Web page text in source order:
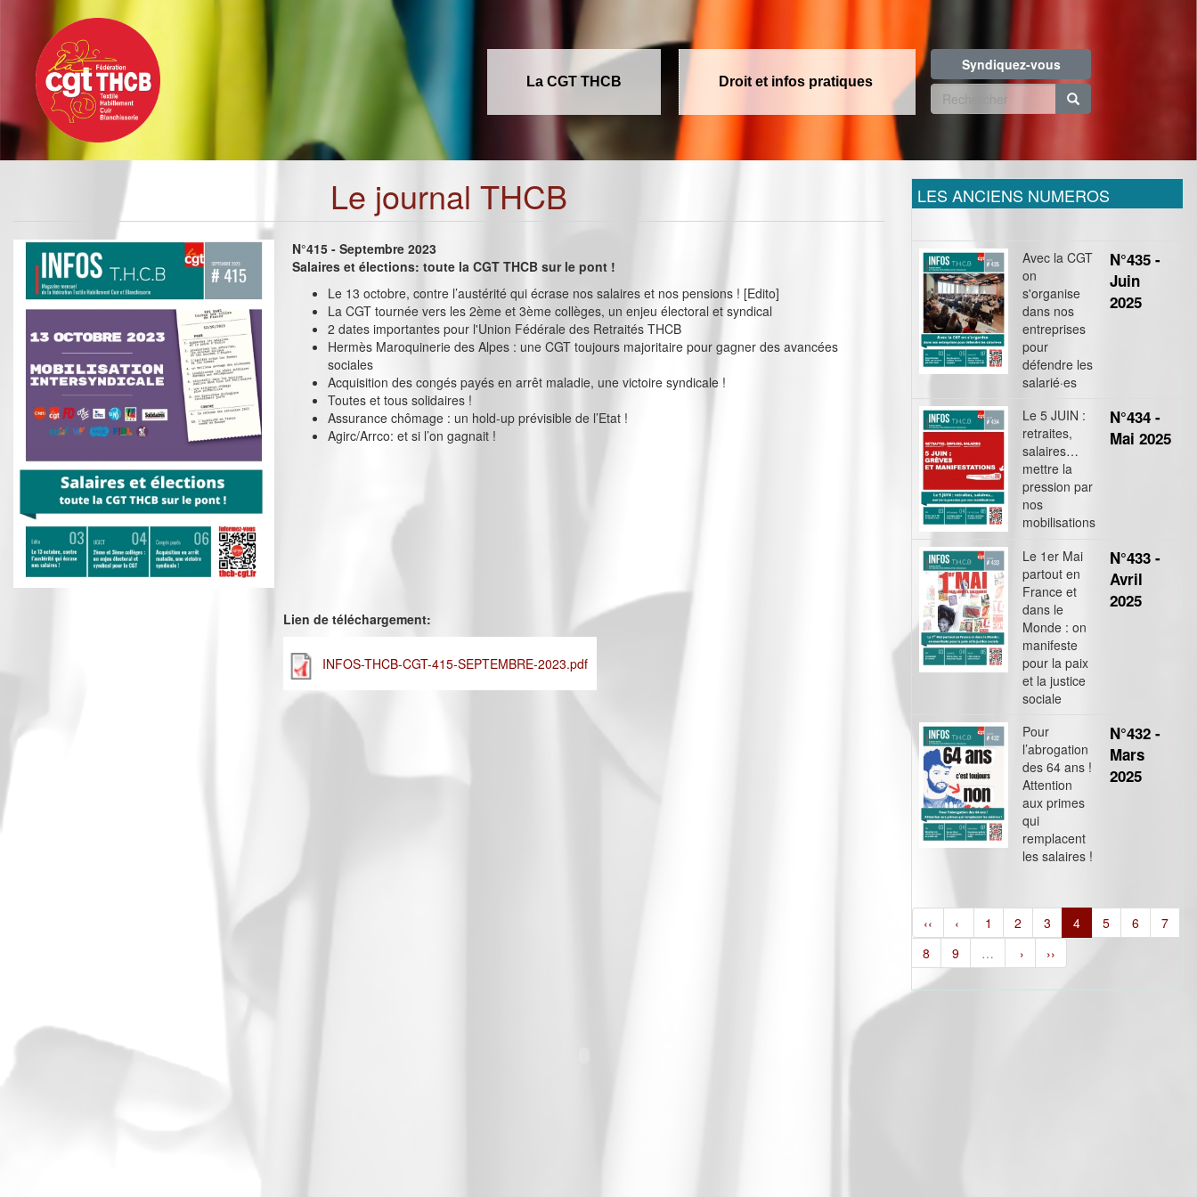
contenu
principal
La CGT THCB Droit et infos pratiques
Syndiquez-vous
Formulaire
recherche
Le journal THCB
N°415 - Septembre 2023
Salaires et élections: toute la CGT THCB sur le pont !
Le 13 octobre, contre l’austérité qui écrase nos salaires et nos pensions ! [Edito]
La CGT tournée vers les 2ème et 3ème collèges, un enjeu électoral et syndical
2 dates importantes pour l'Union Fédérale des Retraités THCB
Hermès Maroquinerie des Alpes : une CGT toujours majoritaire pour gagner des avancées
sociales
Acquisition des congés payés en arrêt maladie, une victoire syndicale !
Toutes et tous solidaires !
Assurance chômage : un hold-up prévisible de l’Etat !
Agirc/Arrco: et si l’on gagnait !
Lien de téléchargement:
INFOS-THCB-CGT-415-SEPTEMBRE-2023.pdf
LES ANCIENS NUMEROS
Avec la CGT
on
s'organise
dans nos
entreprises
pour
défendre les
salarié·es
N°435 -
Juin
2025
Le 5 JUIN :
retraites,
salaires…
mettre la
pression par
nos
mobilisations
N°434 -
Mai 2025
Le 1er Mai
partout en
France et
dans le
Monde : on
manifeste
pour la paix
et la justice
sociale
N°433 -
Avril
2025
Pour
l’abrogation
des 64 ans !
Attention
aux primes
qui
remplacent
les salaires !
N°432 -
Mars
2025
‹‹ ‹ 1 2 3 4 5 6
7
8
9 … › ››